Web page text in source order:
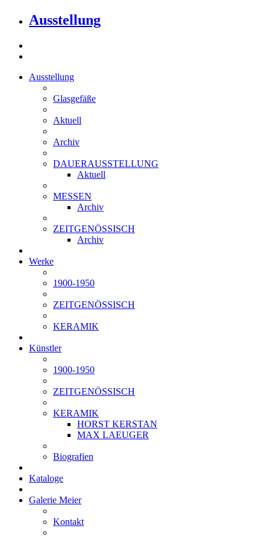
Ausstellung
Ausstellung
Glasgefäße
Aktuell
Archiv
DAUERAUSSTELLUNG
Aktuell
MESSEN
Archiv
ZEITGENÖSSISCH
Archiv
Werke
1900-1950
ZEITGENÖSSISCH
KERAMIK
Künstler
1900-1950
ZEITGENÖSSISCH
KERAMIK
HORST KERSTAN
MAX LAEUGER
Biografien
Kataloge
Galerie Meier
Kontakt